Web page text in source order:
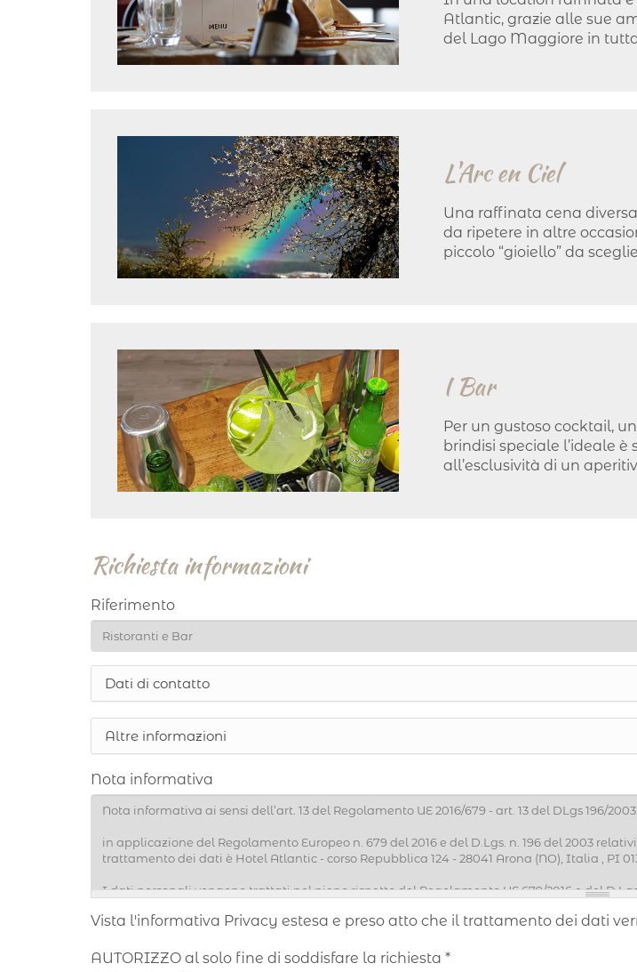
Atlantic, grazie alle sue
del Lago Maggiore in
L'Arc en Ciel
Una raffinata cena
da ripetere in altre
piccolo “gioiello” da
I Bar
Per un gustoso cocktail,
brindisi speciale l’ideale è
all’esclusività di un
Richiesta informazioni
Riferimento
Show
Dati di contatto
Show
Altre informazioni
Nota informativa
Vista l'informativa Privacy estesa e preso atto che il trattamento dei dati
AUTORIZZO al solo fine di soddisfare la richiesta *